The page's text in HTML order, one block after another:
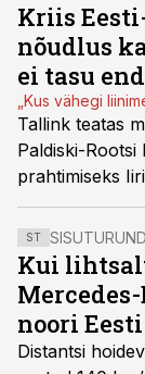
Kriis
nõudlus
ei tasu
„Kus vähegi
Tallink teatas
Paldiski-
prahtimiseks
tekitanud
Paldiskist
jäävad sellest
asenduslaeva,
ST
Kui
noori
Distantsi